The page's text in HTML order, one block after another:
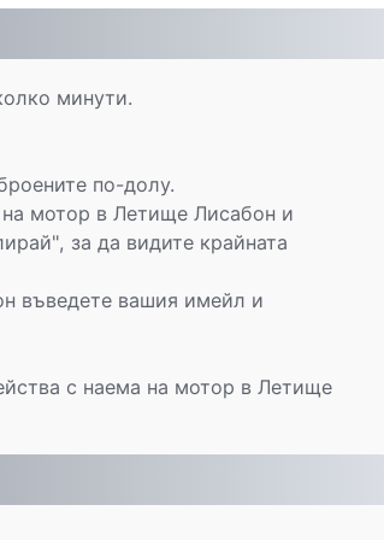
минути.
по-долу.
мотор в Летище Лисабон и
за да видите крайната
въведете вашия имейл и
с наема на мотор в Летище